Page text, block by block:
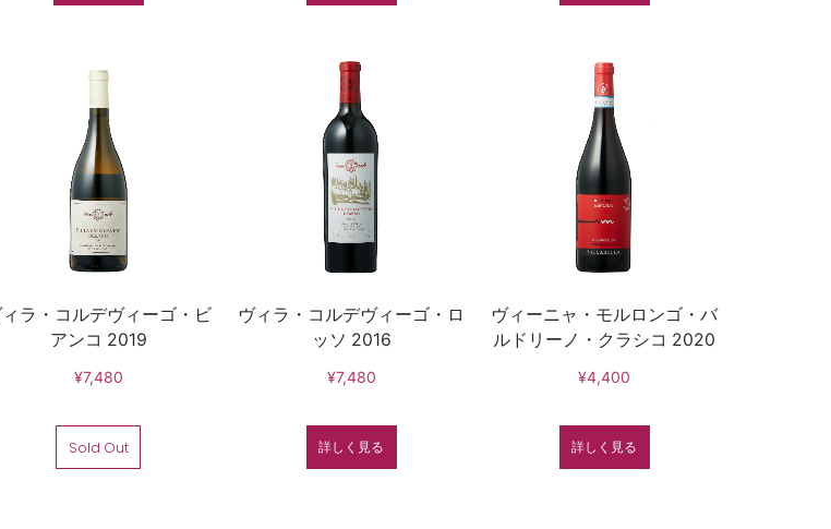
ィラ・コルデヴィーゴ・ビ
アンコ 2019
¥7,480
Sold Out
ヴィラ・コルデヴィーゴ・ロ
ッソ 2016
¥7,480
詳しく見る
ヴィーニャ・モルロンゴ・バ
ルドリーノ・クラシコ 2020
¥4,400
詳しく見る